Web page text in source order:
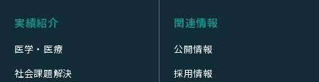
実績紹介
医学・医療
社会課題解決
関連情報
公開情報
採用情報